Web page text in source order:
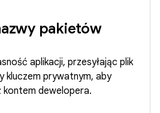
pakietów
aplikacji, przesyłając plik
kluczem prywatnym, aby
kontem dewelopera.